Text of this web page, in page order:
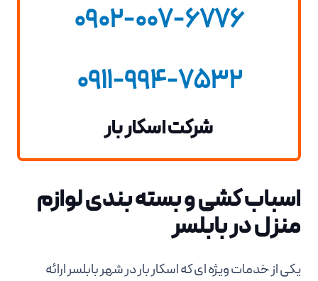
0902-007-6776
0911-994-7532
شرکت اسکار بار
اسباب کشی و بسته بندی لوازم
منزل در بابلسر
یکی از خدمات ویژه ای که اسکار بار در شهر بابلسر ارائه